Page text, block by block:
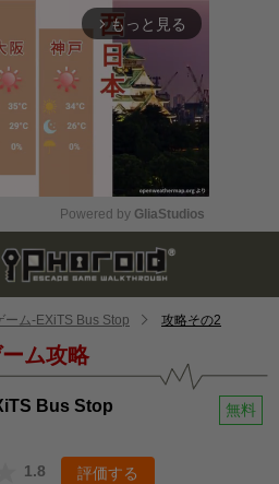
arrow_forward_ios もっと見る
Mute
Powered by GliaStudios
ーム-EXiTS Bus Stop 攻略その2
ム攻略
Bus Stop 無料
1.8 評価する